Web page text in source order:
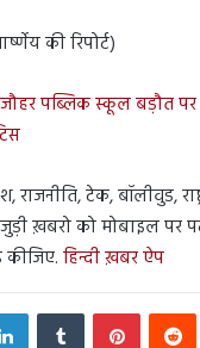
की रिपोर्ट)
पब्लिक स्कूल बड़ौत पर
राजनीति, टेक, बॉलीवुड,
ख़बरो को मोबाइल पर
कीजिए. हिन्दी ख़बर ऐप
LinkedInTumblr Pinterest